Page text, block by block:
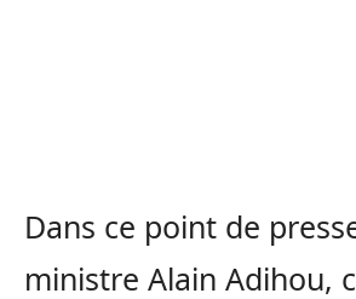
Dans ce point de
ministre Alain Adihou,